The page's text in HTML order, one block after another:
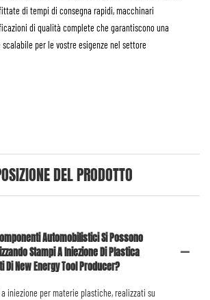
di tempi di consegna rapidi, macchinari
di qualità complete che garantiscono una
per le vostre esigenze nel settore
DEL PRODOTTO
Automobilistici Si Possono
Stampi A Iniezione Di Plastica
Di New Energy Tool Producer?
iniezione per materie plastiche, realizzati su